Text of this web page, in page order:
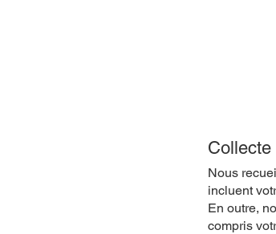
Collecte
Nous
incluent
En outre,
compris